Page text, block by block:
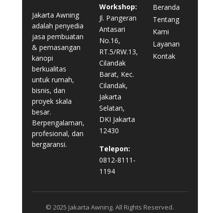
Jakarta Awning
adalah penyedia
jasa pembuatan
& pemasangan
kanopi
berkualitas
untuk rumah,
bisnis, dan
proyek skala
besar.
Berpengalaman,
profesional, dan
bergaransi.
Workshop:
Jl. Pangeran
Antasari
No.16,
RT.5/RW.13,
Cilandak
Barat, Kec.
Cilandak,
Jakarta
Selatan,
DKI Jakarta
12430
Telepon:
0812-8111-
1194
Beranda
Tentang
Kami
Layanan
Kontak
© 2025 Jakarta Awning. All Rights Reserved.